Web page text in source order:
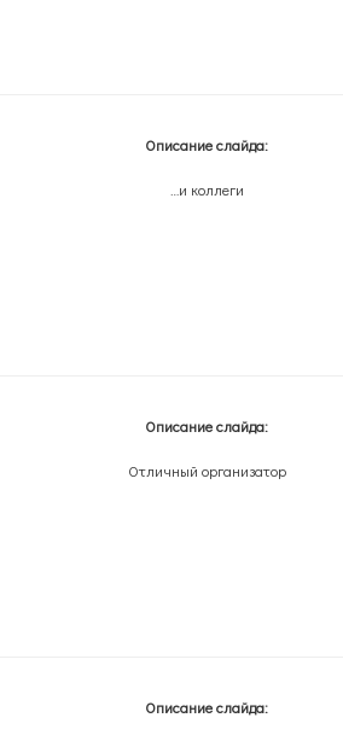
Описание слайда:
…и коллеги
Описание слайда:
Отличный организатор
Описание слайда: